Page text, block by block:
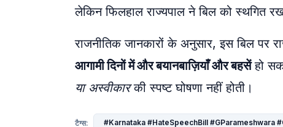
लेकिन फिलहाल राज्यपाल ने बिल को स्थगित
राजनीतिक जानकारों के अनुसार, इस बिल पर
आगामी दिनों में और बयानबाज़ियाँ और बहसेंहो
या अस्वीकारकी स्पष्ट घोषणा नहीं होती।
टैग्स: #Karnataka #HateSpeechBill #GParameshwara